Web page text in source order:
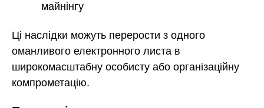
майнінгу
Ці наслідки можуть перерости з одного
оманливого електронного листа в
широкомасштабну особисту або організаційну
компрометацію.